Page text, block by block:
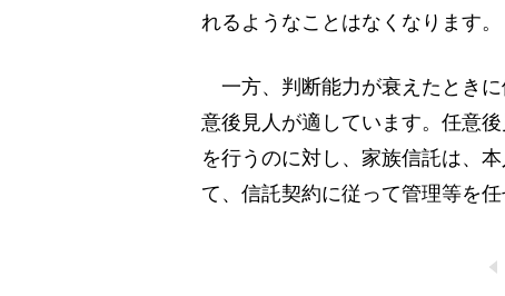
れるようなことはなくなります。
一方、判断能力が衰えたとき
意後見人が適しています。任意
を行うのに対し、家族信託は、
て、信託契約に従って管理等を